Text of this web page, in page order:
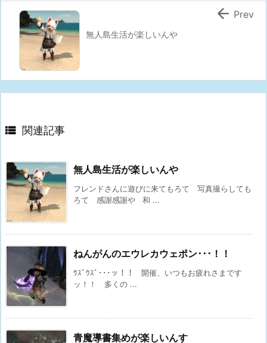
無人島生活が楽しいんや
 Prev
 関連記事
無人島生活が楽しいんや
フレンドさんに遊びに来てもろて 写真撮らしても
ろて 感謝感謝や 和 ...
ねんがんのエウレカウェポン･･･！！
ｳｽﾞｳｽﾞ･･･ッ！！ 開催、いつもお疲れさまです
ッ！！ 多くの ...
青魔導書集めが楽しいんす